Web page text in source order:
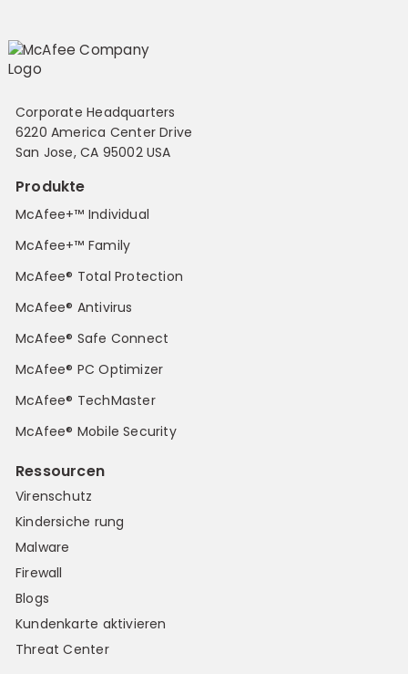
Corporate Headquarters
6220 America Center Drive
San Jose, CA 95002 USA
Produkte
McAfee+™ Individual
McAfee+™ Family
McAfee® Total Protection
McAfee® Antivirus
McAfee® Safe Connect
McAfee® PC Optimizer
McAfee® TechMaster
McAfee® Mobile Security
Ressourcen
Virenschutz
Kindersiche rung
Malware
Firewall
Blogs
Kundenkarte aktivieren
Threat Center